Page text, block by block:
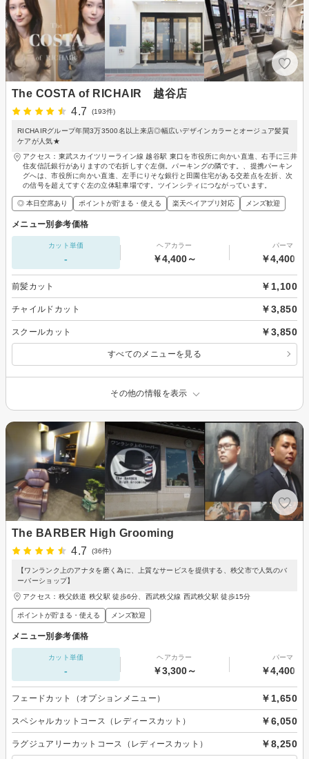
The COSTA of RICHAIR 越谷店
4.7
(193件)
RICHAIRグループ年間3万3500名以上来店◎幅広いデザインカラーとオージュア髪質
ケアが人気★
アクセス：東武スカイツリーライン線 越谷駅 東口を市役所に向かい直進、右手に三井
住友信託銀行がありますので右折しすぐ左側。パーキングの隣です。、提携パーキン
グへは、市役所に向かい直進、左手にりそな銀行と田園住宅がある交差点を左折、次
の信号を超えてすぐ左の立体駐車場です。ツインシティにつながっています。
◎ 本日空席あり ポイントが貯まる・使える 楽天ペイアプリ対応 メンズ歓迎
メニュー別参考価格
カット単価
-
ヘアカラー
￥4,400～
パーマ
￥4,400～
前髪カット ￥1,100
チャイルドカット ￥3,850
スクールカット ￥3,850
すべてのメニューを見る
その他の情報を表示
The BARBER High Grooming
4.7
(36件)
【ワンランク上のアナタを磨く為に、上質なサービスを提供する、秩父市で人気のバ
ーバーショップ】
アクセス：秩父鉄道 秩父駅 徒歩6分、西武秩父線 西武秩父駅 徒歩15分
ポイントが貯まる・使える メンズ歓迎
メニュー別参考価格
カット単価
-
ヘアカラー
￥3,300～
パーマ
￥4,400～
フェードカット（オプションメニュー） ￥1,650
スペシャルカットコース（レディースカット） ￥6,050
ラグジュアリーカットコース（レディースカット） ￥8,250